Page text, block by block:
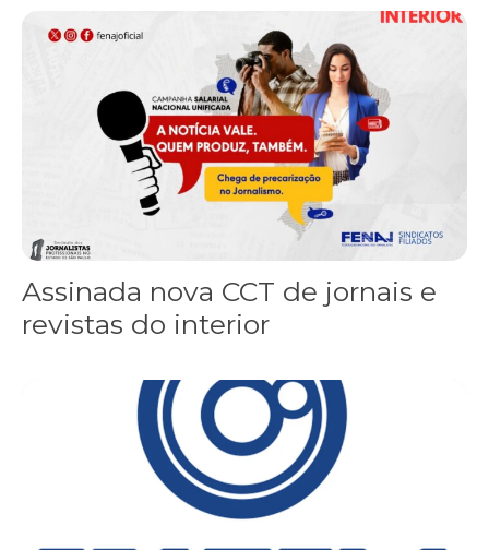
Assinada nova CCT de jornais e revistas do interior
Assinada nova CCT de jornais e
revistas do interior
Sindicato leva reivindicações à TV TEM, denunciada de cometer